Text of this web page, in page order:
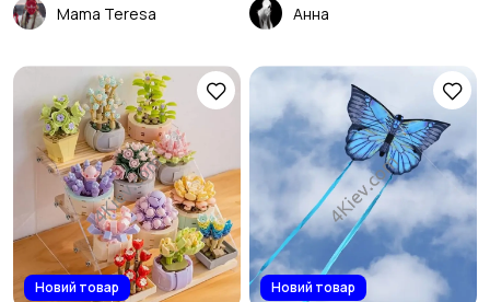
Mama Teresa Анна
Новий товар Новий товар